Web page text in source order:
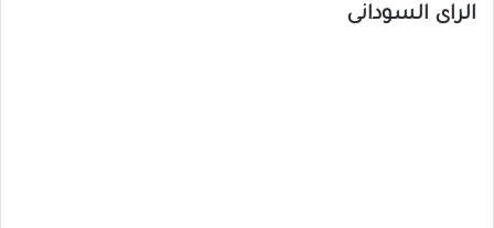
الراى السودانى